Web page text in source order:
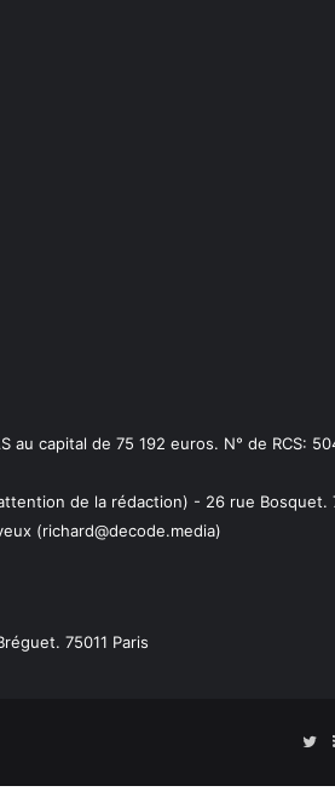
au capital de 75 192 euros. N° de RCS:
de la rédaction) - 26 rue
(richard@decode.media)
75011 Paris